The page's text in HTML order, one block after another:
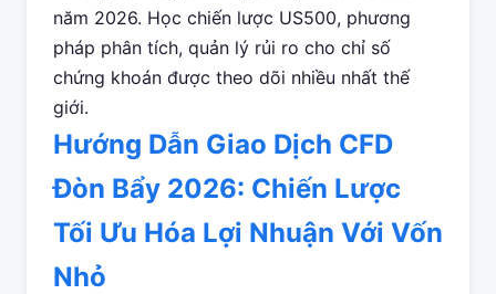
năm 2026. Học chiến lược US500, phương
pháp phân tích, quản lý rủi ro cho chỉ số
chứng khoán được theo dõi nhiều nhất thế
giới.
Hướng Dẫn Giao Dịch CFD
Đòn Bẩy 2026: Chiến Lược
Tối Ưu Hóa Lợi Nhuận Với Vốn
Nhỏ